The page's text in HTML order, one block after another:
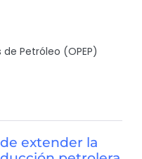
Petróleo (OPEP)
extender la